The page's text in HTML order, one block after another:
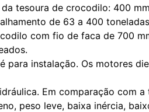
tesoura de crocodilo: 400
de 63 a 400
com fio de faca de 700
para instalação. Os motores
Em comparação com
peso leve, baixa inércia,